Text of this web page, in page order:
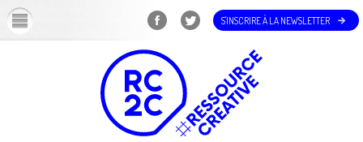
S'INSCRIRE À LA NEWSLETTER